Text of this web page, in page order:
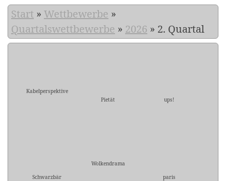
Start » Wettbewerbe »
Quartalswettbewerbe » 2026 » 2. Quartal
Kabelperspektive
Pietät
ups!
Schwarzbär
Wolkendrama
paris